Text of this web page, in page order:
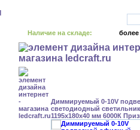
Наличие на складе: более
Диммируемый 0-10V
светодиодный
1195x180x40 мм 6000К